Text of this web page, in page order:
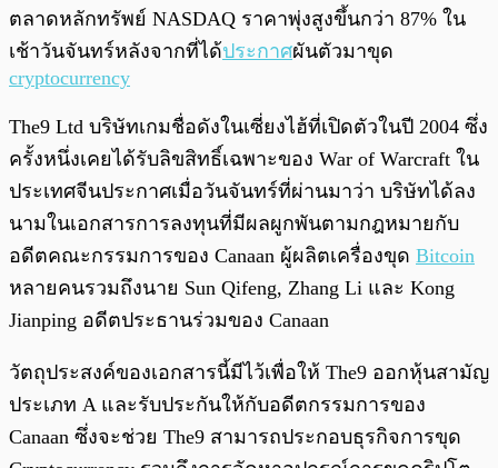
ตลาดหลักทรัพย์ NASDAQ ราคาพุ่งสูงขึ้นกว่า 87% ใน
เช้าวันจันทร์หลังจากที่ได้ประกาศผันตัวมาขุด
cryptocurrency
The9 Ltd บริษัทเกมชื่อดังในเซี่ยงไฮ้ที่เปิดตัวในปี 2004 ซึ่ง
ครั้งหนึ่งเคยได้รับลิขสิทธิ์เฉพาะของ War of Warcraft ใน
ประเทศจีนประกาศเมื่อวันจันทร์ที่ผ่านมาว่า บริษัทได้ลง
นามในเอกสารการลงทุนที่มีผลผูกพันตามกฎหมายกับ
อดีตคณะกรรมการของ Canaan ผู้ผลิตเครื่องขุด Bitcoin
หลายคนรวมถึงนาย Sun Qifeng, Zhang Li และ Kong
Jianping อดีตประธานร่วมของ Canaan
วัตถุประสงค์ของเอกสารนี้มีไว้เพื่อให้ The9 ออกหุ้นสามัญ
ประเภท A และรับประกันให้กับอดีตกรรมการของ
Canaan ซึ่งจะช่วย The9 สามารถประกอบธุรกิจการขุด